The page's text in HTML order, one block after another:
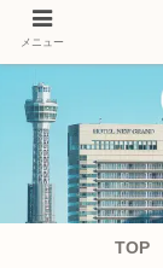
TOP
メニュー